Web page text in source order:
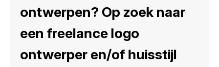
ontwerpen? Op zoek naar
een freelance logo
ontwerper en/of huisstijl